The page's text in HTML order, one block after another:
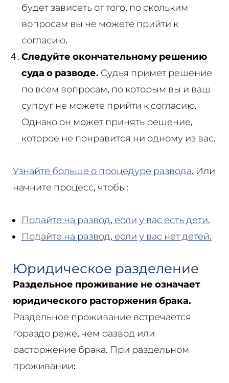
будет зависеть от того, по скольким
вопросам вы не можете прийти к
согласию.
Следуйте окончательному решению
суда о разводе. Судья примет решение
по всем вопросам, по которым вы и ваш
супруг не можете прийти к согласию.
Однако он может принять решение,
которое не понравится ни одному из вас.
Узнайте больше о процедуре развода. Или
начните процесс, чтобы:
Подайте на развод, если у вас есть дети.
Подайте на развод, если у вас нет детей.
Юридическое разделение
Раздельное проживание не означает
юридического расторжения брака.
Раздельное проживание встречается
гораздо реже, чем развод или
расторжение брака. При раздельном
проживании: